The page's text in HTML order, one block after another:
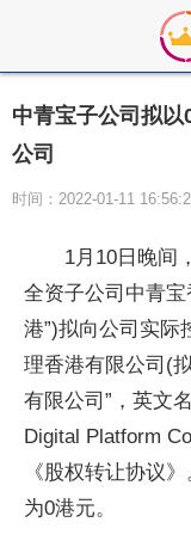
中青宝子公司拟
公司
时间：2022-01-11
1月10日晚间
全资子公司中青
港”)拟向公司实际
理香港有限公司(
有限公司”，英文
Digital Platform
《股权转让协议
为0港元。